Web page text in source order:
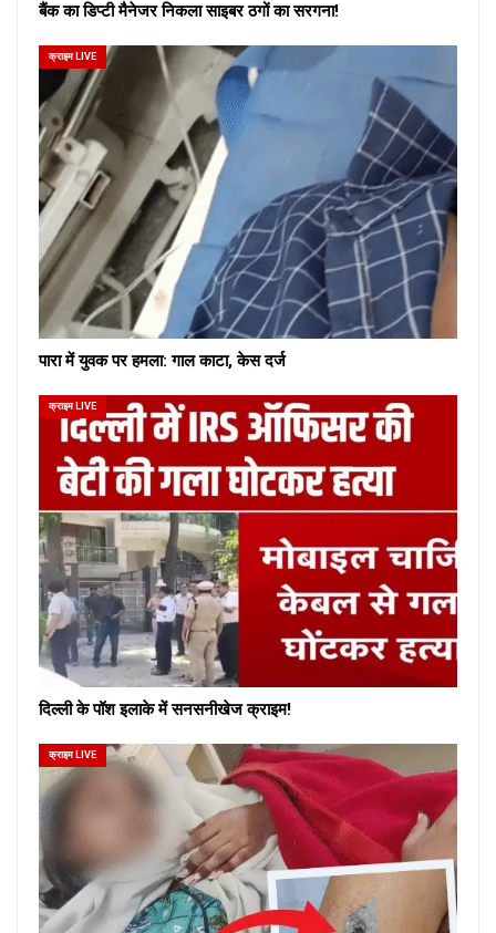
बैंक का डिप्टी मैनेजर निकला साइबर ठगों का सरगना!
क्राइम LIVE
पारा में युवक पर हमला: गाल काटा, केस दर्ज
क्राइम LIVE
दिल्ली के पॉश इलाके में सनसनीखेज क्राइम!
क्राइम LIVE